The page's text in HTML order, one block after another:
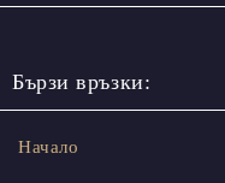
Бързи връзки:
Начало